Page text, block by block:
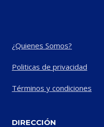
¿Quienes Somos?
Politicas de privacidad
Términos y condiciones
DIRECCIÓN